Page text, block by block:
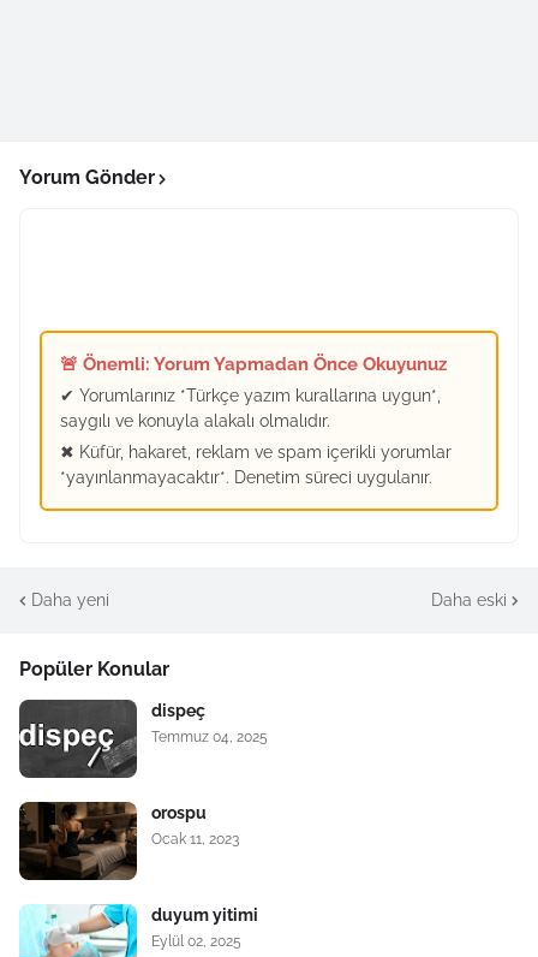
Yorum Gönder
🚨 Önemli: Yorum Yapmadan Önce Okuyunuz
✔ Yorumlarınız *Türkçe yazım kurallarına uygun*,
saygılı ve konuyla alakalı olmalıdır.
✖ Küfür, hakaret, reklam ve spam içerikli yorumlar
*yayınlanmayacaktır*. Denetim süreci uygulanır.
Daha yeni Daha eski
Popüler Konular
dispeç
Temmuz 04, 2025
orospu
Ocak 11, 2023
duyum yitimi
Eylül 02, 2025